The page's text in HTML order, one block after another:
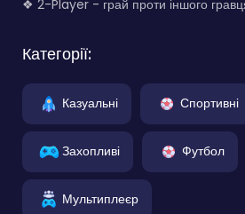
❖ 2-Player - грай проти іншого
Категорії:
Казуальні Спортивні
Захопливі Футбол
Мультиплеєр